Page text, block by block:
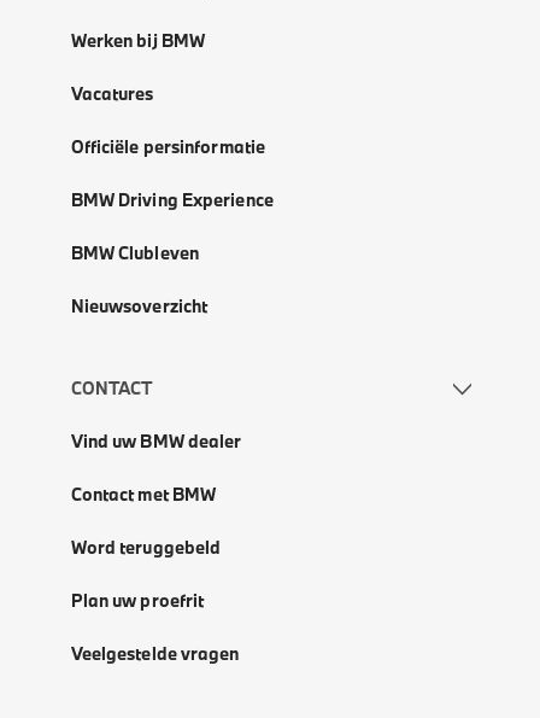
Werken bij BMW
Vacatures
Officiële persinformatie
BMW Driving Experience
BMW Clubleven
Nieuwsoverzicht
CONTACT
Vind uw BMW dealer
Contact met BMW
Word teruggebeld
Plan uw proefrit
Veelgestelde vragen